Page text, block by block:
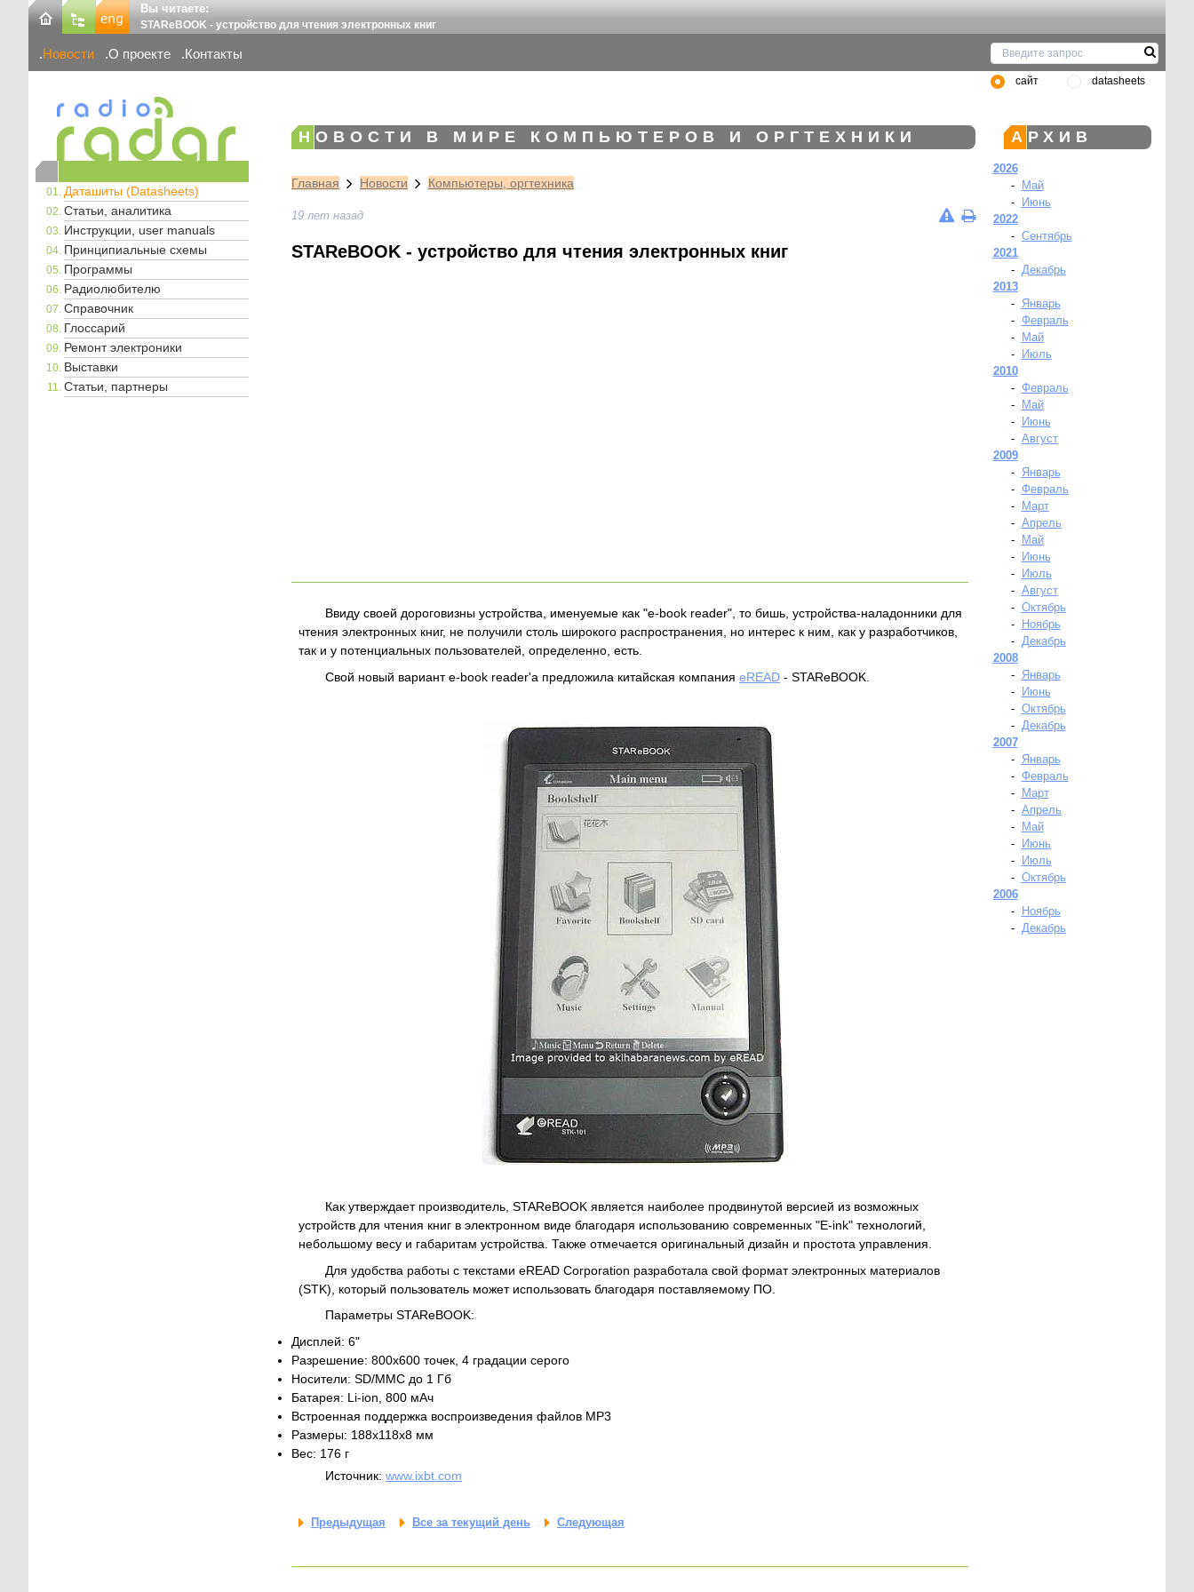
Вы читаете:
STAReBOOK - устройство для чтения электронных книг
Новости О проекте Контакты
сайт datasheets
Даташиты (Datasheets)
Статьи, аналитика
Инструкции, user manuals
Принципиальные схемы
Программы
Радиолюбителю
Справочник
Глоссарий
Ремонт электроники
Выставки
Статьи, партнеры
НОВОСТИ В МИРЕ КОМПЬЮТЕРОВ И ОРГТЕХНИКИ
Главная Новости Компьютеры, оргтехника
19 лет назад
STAReBOOK - устройство для чтения электронных книг
Ввиду своей дороговизны устройства, именуемые как "e-book reader", то бишь, устройства-наладонники для
чтения электронных книг, не получили столь широкого распространения, но интерес к ним, как у разработчиков,
так и у потенциальных пользователей, определенно, есть.
Свой новый вариант e-book reader'a предложила китайская компания eREAD - STAReBOOK.
Как утверждает производитель, STAReBOOK является наиболее продвинутой версией из возможных
устройств для чтения книг в электронном виде благодаря использованию современных "E-ink" технологий,
небольшому весу и габаритам устройства. Также отмечается оригинальный дизайн и простота управления.
Для удобства работы с текстами eREAD Corporation разработала свой формат электронных материалов
(STK), который пользователь может использовать благодаря поставляемому ПО.
Параметры STAReBOOK:
Дисплей: 6"
Разрешение: 800х600 точек, 4 градации серого
Носители: SD/MMC до 1 Гб
Батарея: Li-ion, 800 мАч
Встроенная поддержка воспроизведения файлов МР3
Размеры: 188х118х8 мм
Вес: 176 г
Источник: www.ixbt.com
Предыдущая Все за текущий день Следующая
АРХИВ
2026
-
Май
-
Июнь
2022
- Сентябрь
2021
- Декабрь
2013
-
Январь
- Февраль
-
Май
-
Июль
2010
- Февраль
-
Май
-
Июнь
- Август
2009
-
Январь
- Февраль
-
Март
- Апрель
-
Май
-
Июнь
-
Июль
- Август
- Октябрь
-
Ноябрь
- Декабрь
2008
-
Январь
-
Июнь
- Октябрь
- Декабрь
2007
-
Январь
- Февраль
-
Март
- Апрель
-
Май
-
Июнь
-
Июль
- Октябрь
2006
-
Ноябрь
- Декабрь